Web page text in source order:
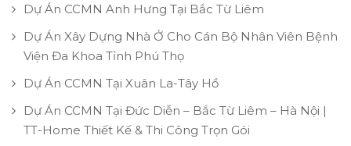
Dự Án CCMN Anh Hưng Tại Bắc Từ Liêm
Dự Án Xây Dựng Nhà Ở Cho Cán Bộ Nhân Viên Bệnh
Viện Đa Khoa Tỉnh Phú Thọ
Dự Án CCMN Tại Xuân La-Tây Hồ
Dự Án CCMN Tại Đức Diễn – Bắc Từ Liêm – Hà Nội |
TT-Home Thiết Kế & Thi Công Trọn Gói